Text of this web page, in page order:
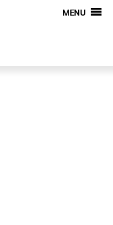
MENU